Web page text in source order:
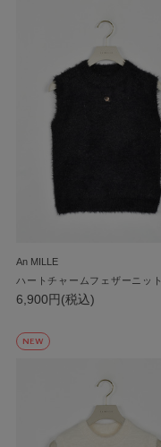
An MILLE
ハートチャームフェザーニット
6,900円(税込)
NEW